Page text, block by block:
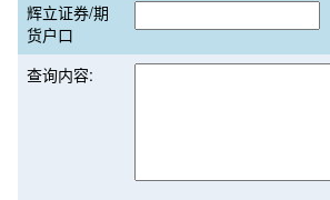
辉立证券/期
货户口
查询内容: